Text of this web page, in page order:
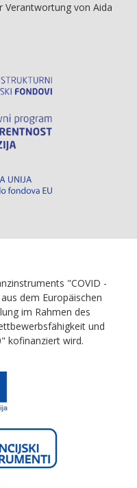
Verantwortung von Aida
"COVID -
dem Europäischen
im Rahmen des
und
kofinanziert wird.